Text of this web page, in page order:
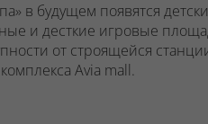
в будущем появятся
и десткие игровые
от строящейся
Avia mall.
встречает